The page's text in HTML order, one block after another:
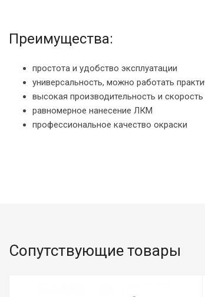
Преимущества:
простота и удобство эксплуатации
универсальность, можно работать
высокая производительность и
равномерное нанесение ЛКМ
профессиональное качество окраски
Сопутствующие товары